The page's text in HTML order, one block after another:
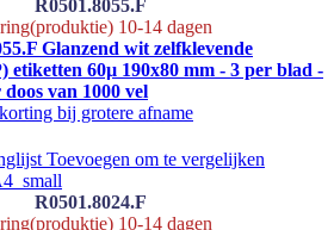
R0501.8055.F
10-14 dagen
Glanzend wit zelfklevende
etiketten 60µ 190x80 mm - 3 per blad -
van 1000 vel
korting bij grotere afname
Toevoegen om te vergelijken
R0501.8024.F
10-14 dagen